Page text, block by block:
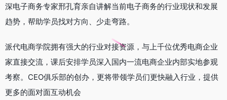
深电子商务专家邢孔育亲自讲解当前电子商务的行业现状和发展
趋势，帮助学员找对方向、少走弯路。
派代电商学院拥有强大的行业对接资源，与上千位优秀电商企业
家直接交流，课后安排学员深入国内一流电商企业内部实地参观
考察。CEO俱乐部的创办，更将带领学员们更快融入行业，提供
更多的面对面互动机会